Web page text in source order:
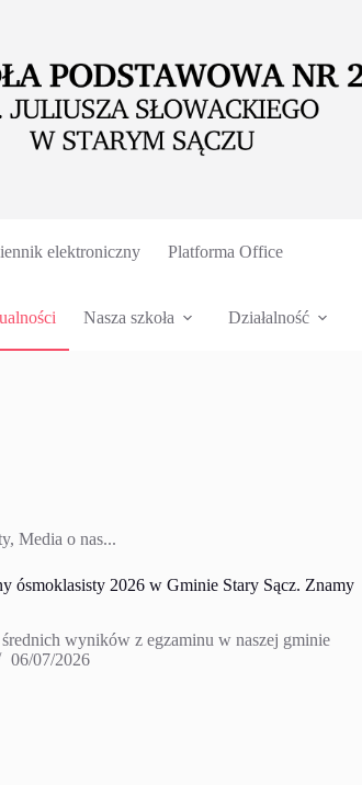
elektroniczny Platforma Office
Nasza szkoła Działalność
, Media o nas...
2026 w Gminie Stary Sącz. Znamy
średnich wyników z egzaminu w naszej gminie
06/07/2026